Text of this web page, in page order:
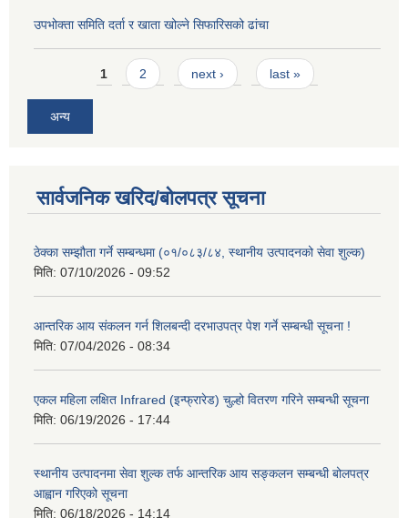
उपभोक्ता समिति दर्ता र खाता खोल्ने सिफारिसको ढांचा
Pages1 2 next › last »
अन्य
सार्वजनिक खरिद/बोलपत्र सूचना
ठेक्का सम्झौता गर्ने सम्बन्धमा (०१/०८३/८४, स्थानीय उत्पादनको सेवा शुल्क)
मिति: 07/10/2026 - 09:52
आन्तरिक आय संकलन गर्न शिलबन्दी दरभाउपत्र पेश गर्ने सम्बन्धी सूचना !
मिति: 07/04/2026 - 08:34
एकल महिला लक्षित Infrared (इन्फ्रारेड) चुल्हो वितरण गरिने सम्बन्धी सूचना
मिति: 06/19/2026 - 17:44
स्थानीय उत्पादनमा सेवा शुल्क तर्फ आन्तरिक आय सङ्कलन सम्बन्धी बोलपत्र
आह्वान गरिएको सूचना
मिति: 06/18/2026 - 14:14